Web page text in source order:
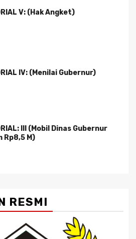
V: (Hak Angket)
IV: (Menilai Gubernur)
III (Mobil Dinas Gubernur
Rp8,5 M)
RESMI